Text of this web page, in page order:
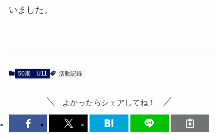
いました。
50期 U11 活動記録
よかったらシェアしてね！